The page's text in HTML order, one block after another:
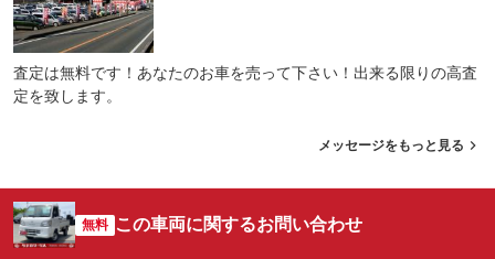
査定は無料です！あなたのお車を売って下さい！出来る限りの高査
定を致します。
メッセージをもっと見る
無料 この車両に関するお問い合わせ